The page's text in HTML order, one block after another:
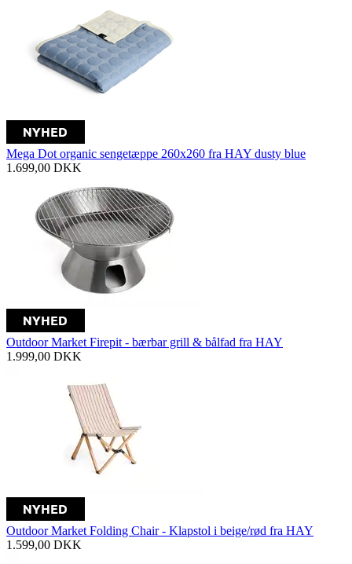
Mega Dot organic sengetæppe 260x260 fra HAY dusty blue
1.699,00 DKK
Outdoor Market Firepit - bærbar grill & bålfad fra HAY
1.999,00 DKK
Outdoor Market Folding Chair - Klapstol i beige/rød fra HAY
1.599,00 DKK